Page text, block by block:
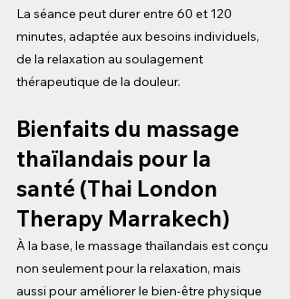
La séance peut durer entre 60 et 120
minutes, adaptée aux besoins individuels,
de la relaxation au soulagement
thérapeutique de la douleur.
Bienfaits du massage
thaïlandais pour la
santé (Thai London
Therapy Marrakech)
À la base, le massage thaïlandais est conçu
non seulement pour la relaxation, mais
aussi pour améliorer le bien-être physique